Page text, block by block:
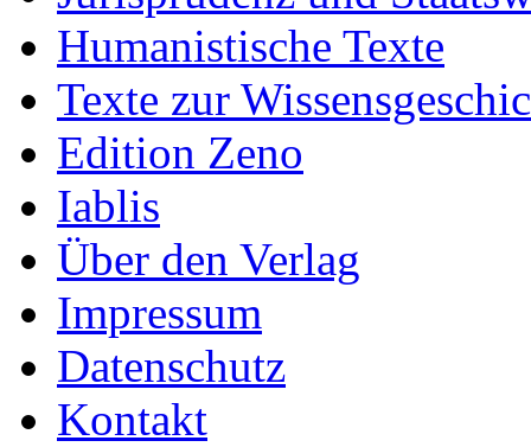
Humanistische Texte
Texte zur
Edition Zeno
Iablis
Über den Verlag
Impressum
Datenschutz
Kontakt